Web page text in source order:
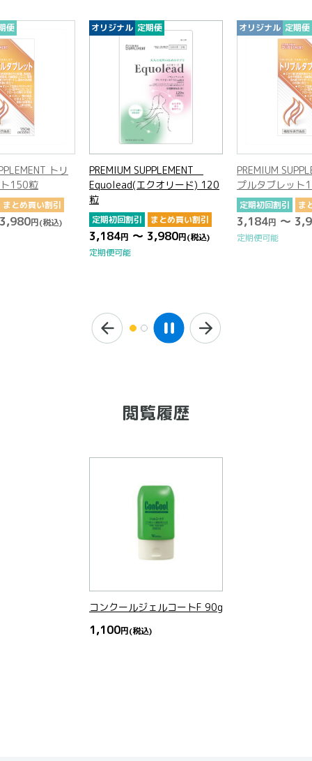
便
トリ
150粒
まとめ買い割引
円(税込)
オリジナル 定期便
PREMIUM SUPPLEMENT
Equolead(エクオリード) 120
粒
定期初回割引 まとめ買い割引
3,184円 ～ 3,980円(税込)
定期便可能
オリジナル 定期便
PREMIUM
プルタブレット
定期初回割引 ま
3,184円 ～
定期便可能
閲覧履歴
コンクールジェルコートF 90g
1,100円(税込)